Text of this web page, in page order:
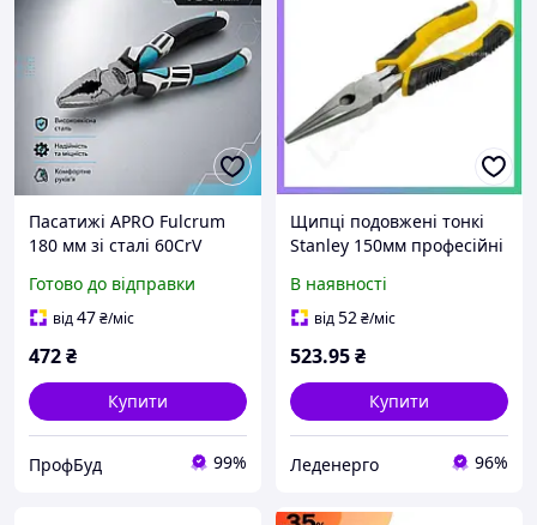
Пасатижі APRO Fulcrum
180 мм зі сталі 60CrV
для захоплення, згинання
та різання дроту
Готово до відправки
від47₴/міс
472₴
Купити
ПрофБуд 99%
Щипці подовжені тонкі
Stanley 150мм професійні
дротом захватом
В наявності
від52₴/міс
523.95₴
Купити
Леденерго 96%